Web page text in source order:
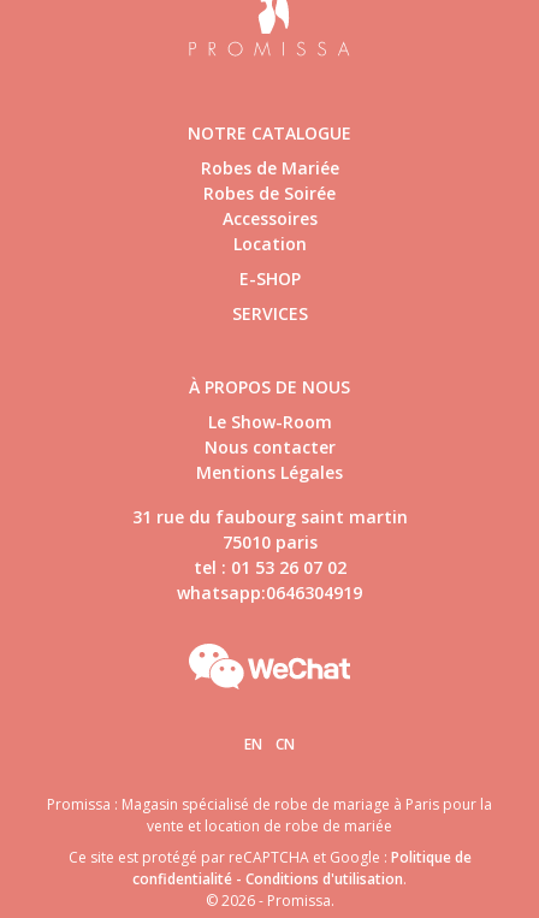
NOTRE CATALOGUE
Robes de Mariée
Robes de Soirée
Accessoires
Location
E-SHOP
SERVICES
À PROPOS DE NOUS
Le Show-Room
Nous contacter
Mentions Légales
31 rue du faubourg saint martin
75010 paris
tel : 01 53 26 07 02
whatsapp:0646304919
EN CN
Promissa : Magasin spécialisé de robe de mariage à Paris pour la
vente et location de robe de mariée
Ce site est protégé par reCAPTCHA et Google : Politique de
confidentialité - Conditions d'utilisation.
© 2026 - Promissa.